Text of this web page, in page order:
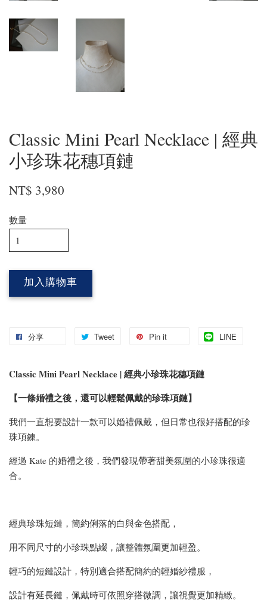
Classic Mini Pearl Necklace | 經典
小珍珠花穗項鏈
NT$ 3,980
數量
加入購物車
分享 Tweet Pin it LINE
Classic Mini Pearl Necklace | 經典小珍珠花穗項鏈
【一條婚禮之後，還可以輕鬆佩戴的珍珠項鏈】
我們一直想要設計一款可以婚禮佩戴，但日常也很好搭配的珍
珠項鍊。
經過 Kate 的婚禮之後，我們發現帶著甜美氛圍的小珍珠很適
合。
經典珍珠短鏈，簡約俐落的白與金色搭配，
用不同尺寸的小珍珠點綴，讓整體氛圍更加輕盈。
輕巧的短鏈設計，特別適合搭配簡約的輕婚紗禮服，
設計有延長鏈，佩戴時可依照穿搭微調，讓視覺更加精緻。